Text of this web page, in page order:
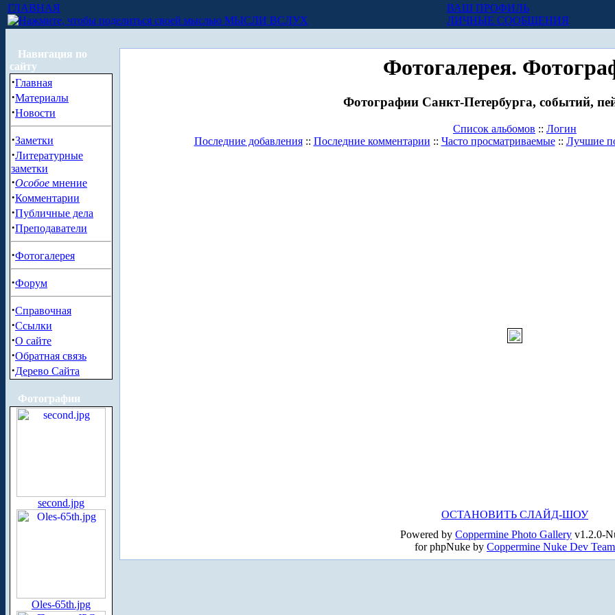
ГЛАВНАЯ
МЫСЛИ ВСЛУХ
ВАШ ПРОФИЛЬ
ЛИЧНЫЕ СООБЩЕНИЯ
Навигация по
сайту
·Главная
·Материалы
·Новости
·Заметки
·Литературные
заметки
·Особое мнение
·Комментарии
·Публичные дела
·Преподаватели
·Фотогалерея
·Форум
·Справочная
·Ссылки
·О сайте
·Обратная связь
·Дерево Сайта
Фотографии
second.jpg
Oles-65th.jpg
Фотогалерея.
Фотографии Санкт-Петербурга, событий,
Список альбомов :: Логин
Последние добавления:: Последние комментарии :: Часто просматриваемые:: Лучшие
ОСТАНОВИТЬ СЛАЙД-ШОУ
Powered by Coppermine Photo Gallery v1.2.0-
for phpNuke by Coppermine Nuke Dev Team